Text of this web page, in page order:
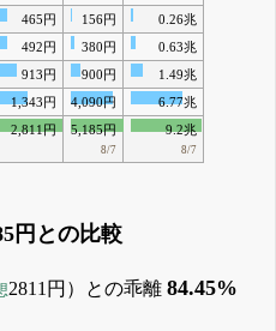
465円 156円
0.26兆
492円 380円
0.63兆
913円 900円
1.49兆
1,343円 4,090円
6.77兆
2,811円 5,185円
8/7
9.2兆
8/7
円との比較
2811円）との乖離84.45%